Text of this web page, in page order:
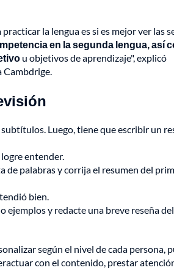
la lengua es si es mejor ver las
en la segunda lengua, así
u objetivos de aprendizaje", explicó
Cambdrige.
Luego, tiene que escribir un
entender.
de palabras y corrija el resumen del
bien.
ejemplos y redacte una breve reseña del
según el nivel de cada persona,
con el contenido, prestar